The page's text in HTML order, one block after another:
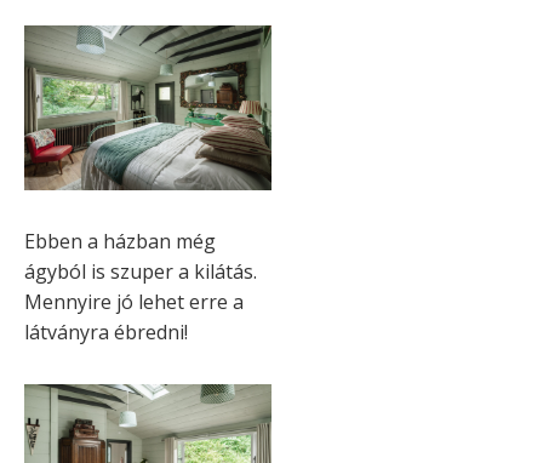
Ebben a házban még
ágyból is szuper a kilátás.
Mennyire jó lehet erre a
látványra ébredni!